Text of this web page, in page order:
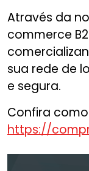
Através da
commerce
sua rede de
e segura.
Confira
https://